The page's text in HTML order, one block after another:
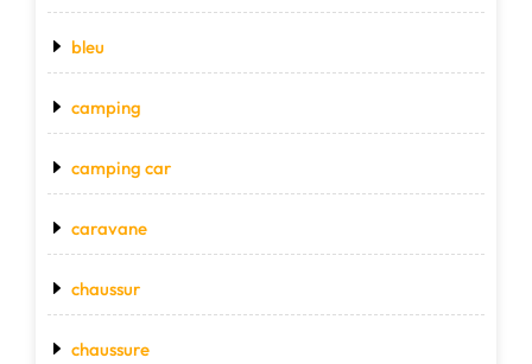
bleu
camping
camping car
caravane
chaussur
chaussure